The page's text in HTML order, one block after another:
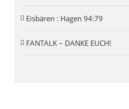
Eisbären : Hagen 94:79
FANTALK – DANKE EUCH!